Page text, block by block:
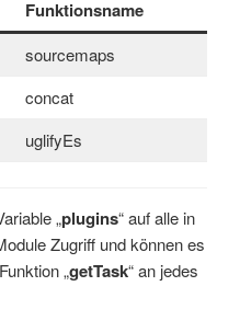
Funktionsname
sourcemaps
concat
uglifyEs
„plugins“ auf alle in
Zugriff und können es
„getTask“ an jedes